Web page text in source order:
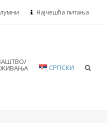
Најчешћа питања
СРПСКИ